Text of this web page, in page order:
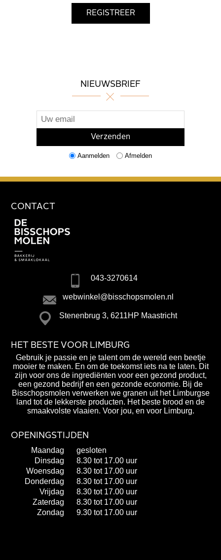
NIEUWSBRIEF
Aanmelden Afmelden
CONTACT
043-3270614
webwinkel@bisschopsmolen.nl
Stenenbrug 3, 6211HP Maastricht
HET BESTE VOOR LIMBURG
Gebruik je passie en je talent om de wereld een beetje
mooier te maken. En om de toekomst iets na te laten. Dit
zijn voor ons de ingrediënten voor een gezond product,
een gezond bedrijf en een gezonde economie. Bij de
Bisschopsmolen verwerken we granen uit het Limburgse
land tot de lekkerste producten. Het beste brood en de
smaakvolste vlaaien. Voor jou, en voor Limburg.
OPENINGSTIJDEN
Maandag
gesloten
Dinsdag
8.30 tot 17.00 uur
Woensdag
8.30 tot 17.00 uur
Donderdag
8.30 tot 17.00 uur
Vrijdag
8.30 tot 17.00 uur
Zaterdag
8.30 tot 17.00 uur
Zondag
9.30 tot 17.00 uur